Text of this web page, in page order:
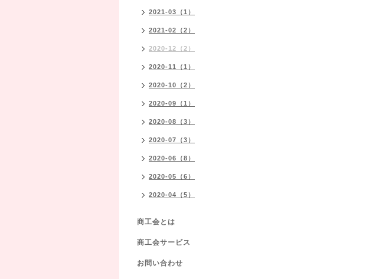
2021-03（1）
2021-02（2）
2020-12（2）
2020-11（1）
2020-10（2）
2020-09（1）
2020-08（3）
2020-07（3）
2020-06（8）
2020-05（6）
2020-04（5）
商工会とは
商工会サービス
お問い合わせ